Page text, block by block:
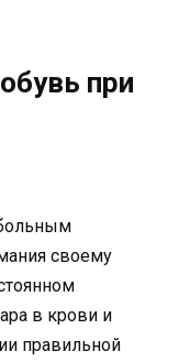
при
своему
в крови и
правильной